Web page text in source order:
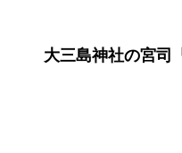
大三島神社の宮司